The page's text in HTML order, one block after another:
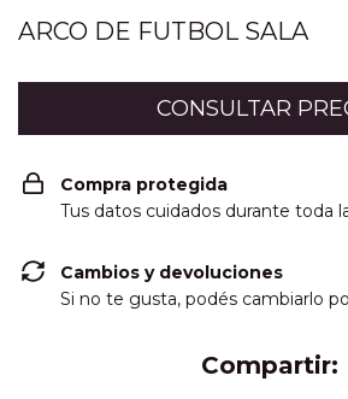
ARCO DE FUTBOL SALA
Compra protegida
Tus datos cuidados durante toda
Cambios y devoluciones
Si no te gusta, podés cambiarlo
Compartir: